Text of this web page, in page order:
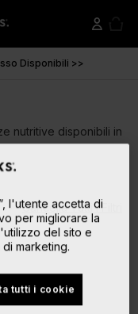
Disponibili >>
nutritive disponibili in
Cancella Tutti i Filtri
l'utente accetta di
per migliorare la
del sito e
marketing.
tutti i cookie